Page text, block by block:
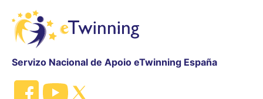
Servizo Nacional de Apoio eTwinning España